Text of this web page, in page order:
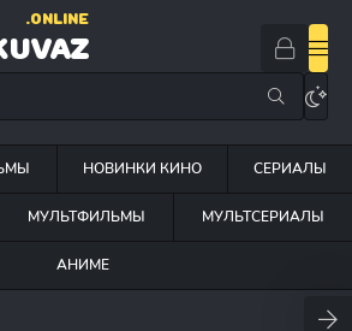
.ONLINE
НОВИНКИ КИНО СЕРИАЛЫ
МУЛЬТФИЛЬМЫ МУЛЬТСЕРИАЛЫ
АНИМЕ